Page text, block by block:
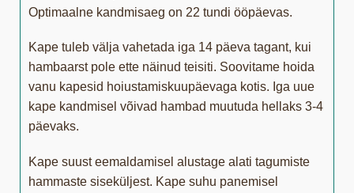
Optimaalne kandmisaeg on 22 tundi ööpäevas.
Kape tuleb välja vahetada iga 14 päeva tagant, kui
hambaarst pole ette näinud teisiti. Soovitame hoida
vanu kapesid hoiustamiskuupäevaga kotis. Iga uue
kape kandmisel võivad hambad muutuda hellaks 3-4
päevaks.
Kape suust eemaldamisel alustage alati tagumiste
hammaste siseküljest. Kape suhu panemisel